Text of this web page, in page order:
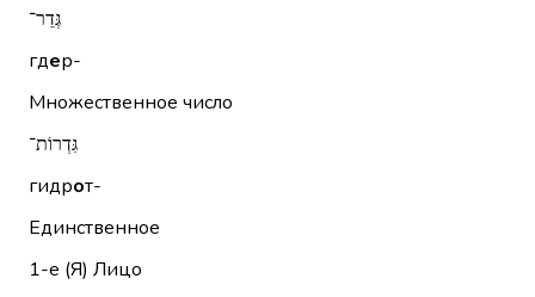
גְּדֵר־
гдер-
Множественное число
גִּדְרוֹת־
гидрот-
Единственное
1-е (Я) Лицо